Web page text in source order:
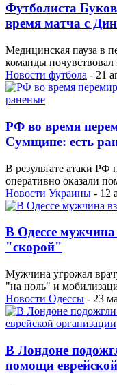
Футболиста
время матча с
Медицинская пауза в
команды
Новости футбола - 21
РФ во время
Сумщине: есть
В результате атаки РФ
оперативно оказали
Новости Украины - 12
В Одессе
"скорой"
Мужчина угрожал
"на ноль" и
Новости Одессы - 23
В Лондоне
помощи